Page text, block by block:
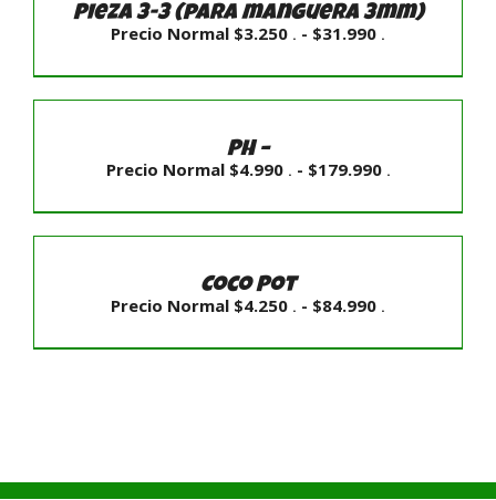
.
DETALLES
Pieza 3-3 (para manguera 3mm)
Precio Normal $3.250 . - $31.990 .
desde
Precio
$31.990
DETALLES
PH –
Precio Normal $4.990 . - $179.990 .Rango
desde
Precio
DETALLES
Coco Pot
Precio Normal $4.250 . - $84.990 .
desde